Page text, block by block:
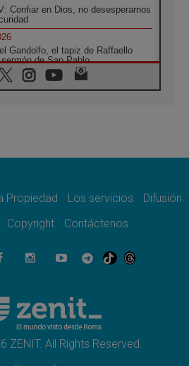
Confiar en Dios, no desesperarnos
Gandolfo, el tapiz de Raffaello
de San Pablo
«la paz no se compra con una
Consejo de Genazzano
el Vicariato Apostólico de Calapán
en diócesis
Los desplazados invisibles de una
Propiedad Los servicios
Difusión
Copyright Contáctenos
ZENIT. All Rights Reserved.